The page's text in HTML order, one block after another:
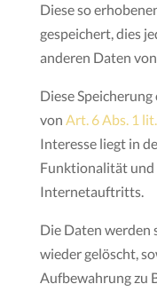
Diese so
gespeichert, dies
anderen Daten
Diese
von Art. 6 Abs. 1
Interesse liegt in
Funktionalität und
Internetauftritts.
Die Daten werden
wieder gelöscht,
Aufbewahrung zu